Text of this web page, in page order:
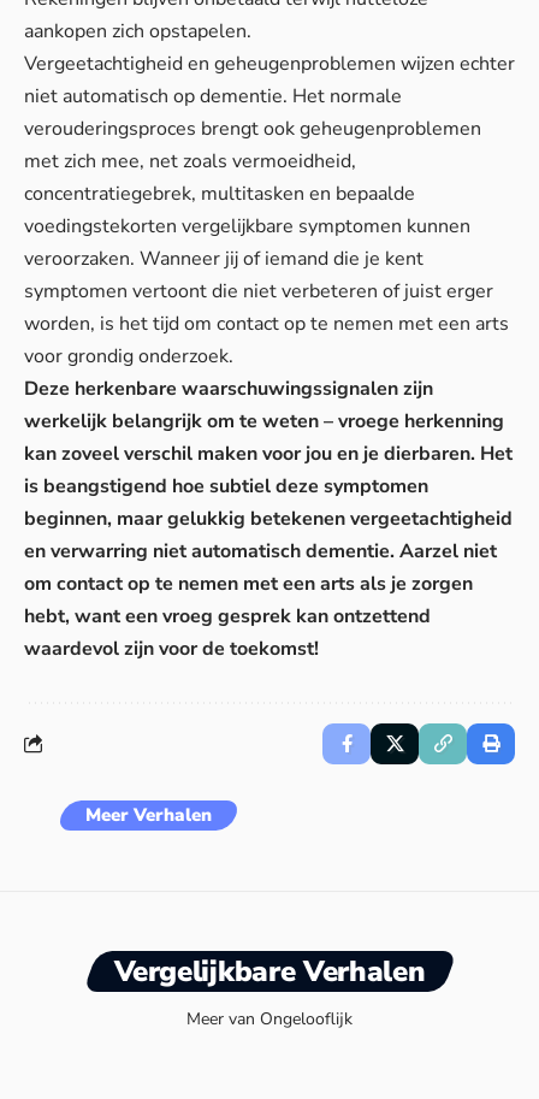
aankopen zich opstapelen.
Vergeetachtigheid en geheugenproblemen wijzen echter
niet automatisch op dementie. Het normale
verouderingsproces brengt ook geheugenproblemen
met zich mee, net zoals vermoeidheid,
concentratiegebrek, multitasken en bepaalde
voedingstekorten vergelijkbare symptomen kunnen
veroorzaken. Wanneer jij of iemand die je kent
symptomen vertoont die niet verbeteren of juist erger
worden, is het tijd om contact op te nemen met een arts
voor grondig onderzoek.
Deze herkenbare waarschuwingssignalen zijn
werkelijk belangrijk om te weten – vroege herkenning
kan zoveel verschil maken voor jou en je dierbaren. Het
is beangstigend hoe subtiel deze symptomen
beginnen, maar gelukkig betekenen vergeetachtigheid
en verwarring niet automatisch dementie. Aarzel niet
om contact op te nemen met een arts als je zorgen
hebt, want een vroeg gesprek kan ontzettend
waardevol zijn voor de toekomst!
Meer Verhalen
Vergelijkbare Verhalen
Meer van Ongelooflijk